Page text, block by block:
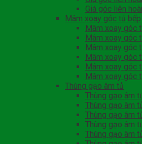
Giá góc liên
Mâm xoay góc tủ bếp
Mâm xoay góc
Mâm xoay góc
Mâm xoay góc
Mâm xoay góc
Mâm xoay góc
Mâm xoay góc
Thùng gạo âm tủ
Thùng gạo âm
Thùng gạo âm
Thùng gạo âm
Thùng gạo âm
Thùng gạo âm